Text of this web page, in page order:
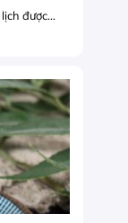
được...